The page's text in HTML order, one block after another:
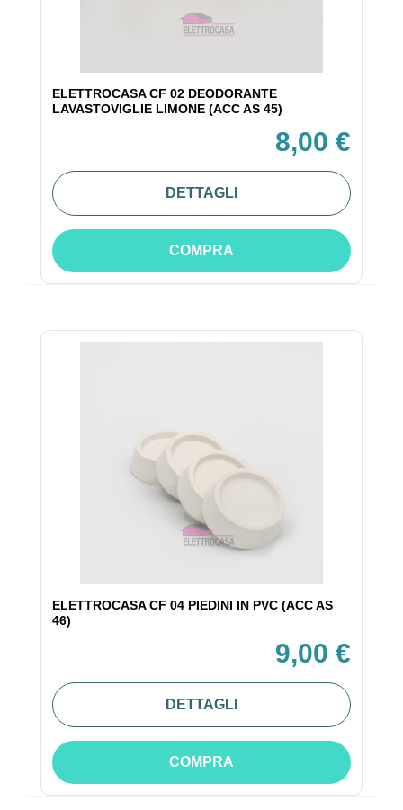
ELETTROCASA CF 02 DEODORANTE
LAVASTOVIGLIE LIMONE (ACC AS 45)
8,00 €
DETTAGLI
COMPRA
ELETTROCASA CF 04 PIEDINI IN PVC (ACC AS
46)
9,00 €
DETTAGLI
COMPRA